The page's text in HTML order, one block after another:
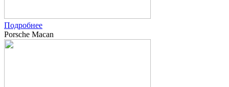
Подробнее
Porsche Macan